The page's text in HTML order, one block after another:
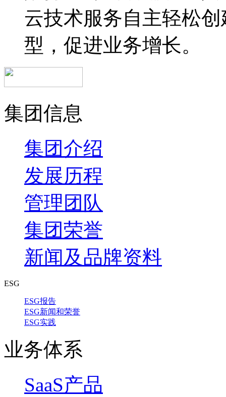
云技术服务自主轻松
型，促进业务增长。
集团信息
集团介绍
发展历程
管理团队
集团荣誉
新闻及品牌资料
ESG
ESG报告
ESG新闻和荣誉
ESG实践
业务体系
SaaS产品